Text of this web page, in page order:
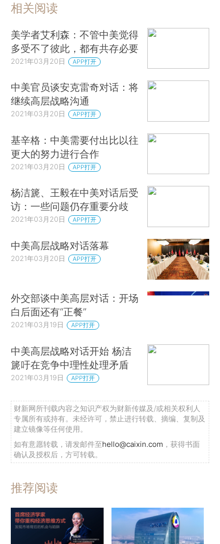
相关阅读
美学者艾利森：不管中美觉得
多受不了彼此，都有共存必要
2021年03月20日 APP打开
中美官员谈安克雷奇对话：将
继续高层战略沟通
2021年03月20日 APP打开
基辛格：中美需要付出比以往
更大的努力进行合作
2021年03月20日 APP打开
杨洁篪、王毅在中美对话后受
访：一些问题仍存重要分歧
2021年03月20日 APP打开
中美高层战略对话落幕
2021年03月20日 APP打开
外交部谈中美高层对话：开场
白后面还有“正餐”
2021年03月19日 APP打开
中美高层战略对话开始 杨洁
篪吁在竞争中理性处理矛盾
2021年03月19日 APP打开
财新网所刊载内容之知识产权为财新传媒及/或相关权利人
专属所有或持有。未经许可，禁止进行转载、摘编、复制及
建立镜像等任何使用。
如有意愿转载，请发邮件至hello@caixin.com ，获得书面
确认及授权后，方可转载。
推荐阅读